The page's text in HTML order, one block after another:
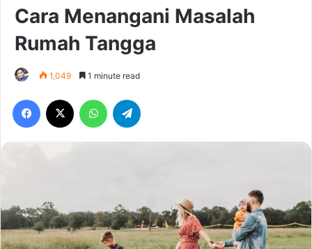
Cara Menangani Masalah
Rumah Tangga
1,049 1 minute read
Facebook WhatsApp